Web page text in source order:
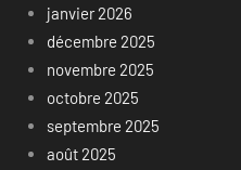
janvier 2026
décembre 2025
novembre 2025
octobre 2025
septembre 2025
août 2025